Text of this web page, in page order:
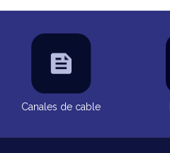
Canales de cable